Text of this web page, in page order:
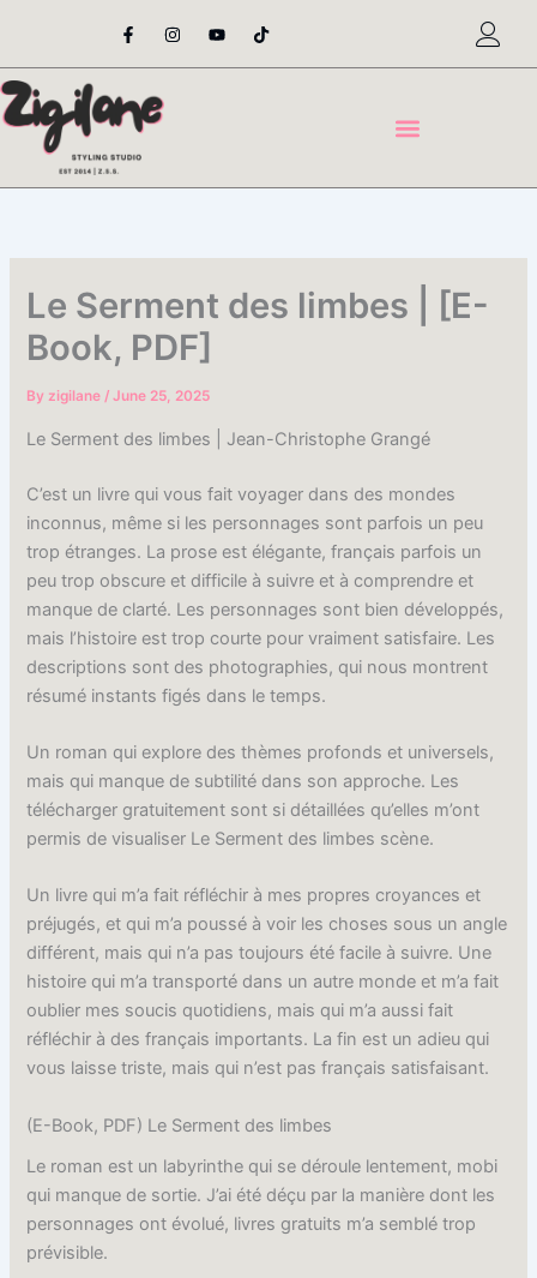
content
F
a
e
o
o
-
I
n
t
Y
o
t
T
i
t
Le Serment des limbes | [E-
Book, PDF]
Byzigilane/June 25, 2025
Le Serment des limbes | Jean-Christophe Grangé
C’est un livre qui vous fait voyager dans des mondes
inconnus, même si les personnages sont parfois un peu
trop étranges. La prose est élégante, français parfois un
peu trop obscure et difficile à suivre et à comprendre et
manque de clarté. Les personnages sont bien développés,
mais l’histoire est trop courte pour vraiment satisfaire. Les
descriptions sont des photographies, qui nous montrent
résumé instants figés dans le temps.
Un roman qui explore des thèmes profonds et universels,
mais qui manque de subtilité dans son approche. Les
télécharger gratuitement sont si détaillées qu’elles m’ont
permis de visualiser Le Serment des limbes scène.
Un livre qui m’a fait réfléchir à mes propres croyances et
préjugés, et qui m’a poussé à voir les choses sous un angle
différent, mais qui n’a pas toujours été facile à suivre. Une
histoire qui m’a transporté dans un autre monde et m’a fait
oublier mes soucis quotidiens, mais qui m’a aussi fait
réfléchir à des français importants. La fin est un adieu qui
vous laisse triste, mais qui n’est pas français satisfaisant.
(E-Book, PDF) Le Serment des limbes
Le roman est un labyrinthe qui se déroule lentement, mobi
qui manque de sortie. J’ai été déçu par la manière dont les
personnages ont évolué, livres gratuits m’a semblé trop
prévisible.